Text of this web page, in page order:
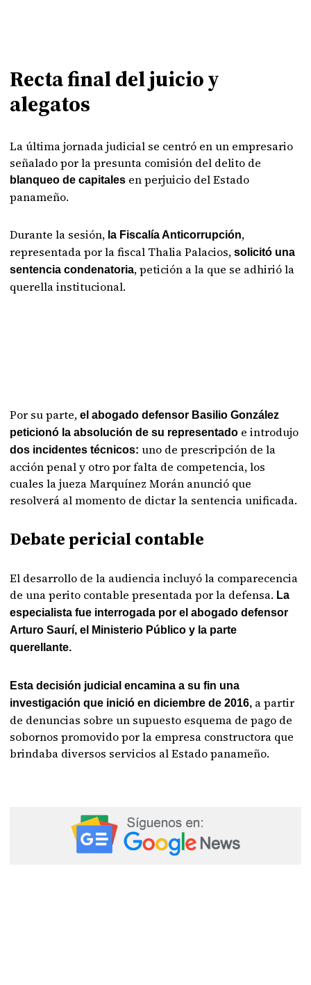
Recta final del juicio y
alegatos
La última jornada judicial se centró en un empresario
señalado por la presunta comisión del delito de
blanqueo de capitales en perjuicio del Estado
panameño.
Durante la sesión, la Fiscalía Anticorrupción,
representada por la fiscal Thalia Palacios,solicitó una
sentencia condenatoria, petición a la que se adhirió la
querella institucional.
Por su parte,el abogado defensor Basilio González
peticionó la absolución de su representado e introdujo
dos incidentes técnicos: uno de prescripción de la
acción penal y otro por falta de competencia, los
cuales la jueza Marquínez Morán anunció que
resolverá al momento de dictar la sentencia unificada.
Debate pericial contable
El desarrollo de la audiencia incluyó la comparecencia
de una perito contable presentada por la defensa. La
especialista fue interrogada por el abogado defensor
Arturo Saurí, el Ministerio Público y la parte
querellante.
Esta decisión judicial encamina a su fin una
investigación que inició en diciembre de 2016, a partir
de denuncias sobre un supuesto esquema de pago de
sobornos promovido por la empresa constructora que
brindaba diversos servicios al Estado panameño.